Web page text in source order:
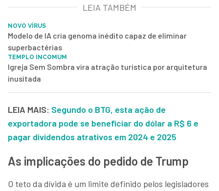
LEIA TAMBÉM
NOVO VÍRUS
Modelo de IA cria genoma inédito capaz de eliminar
superbactérias
TEMPLO INCOMUM
Igreja Sem Sombra vira atração turística por arquitetura
inusitada
LEIA MAIS: Segundo o BTG, esta ação de
exportadora pode se beneficiar do dólar a R$ 6 e
pagar dividendos atrativos em 2024 e 2025
As implicações do pedido de Trump
O teto da dívida é um limite definido pelos legisladores